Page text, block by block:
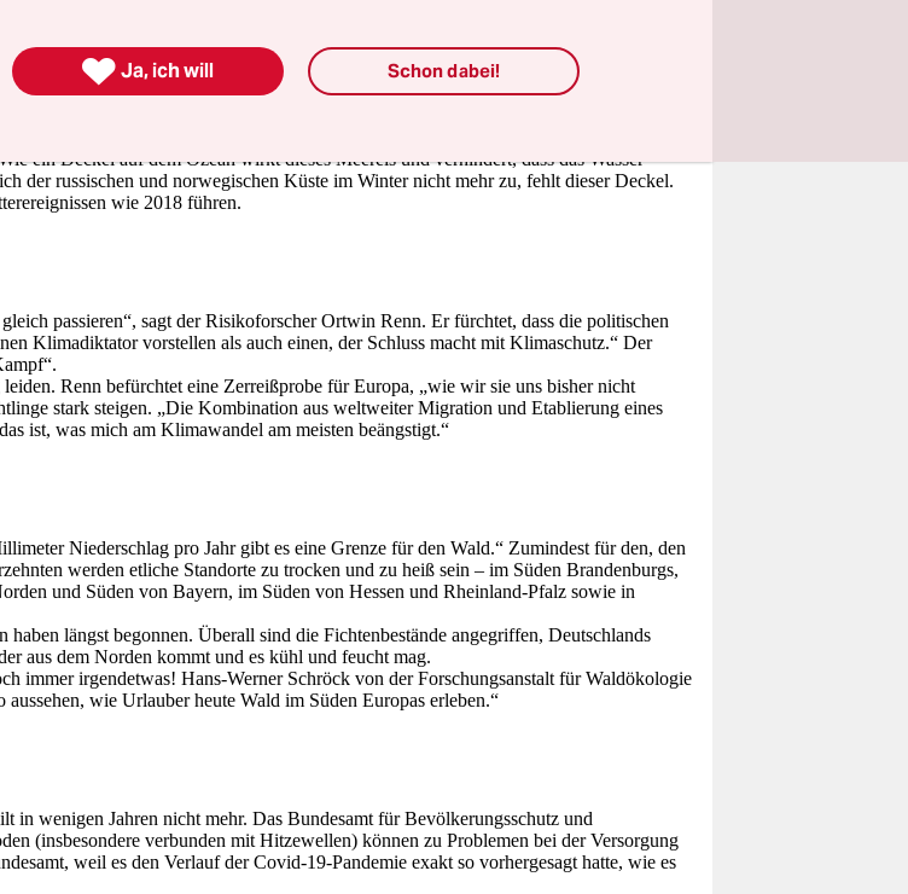
auch sehr viel kältere mit sehr viel Schnee. Ein Grund ist der sich abschwächende
unser Wetter. Angetrieben wird er durch die Temperaturdifferenz zwischen Nordpol und
ein Deckel auf dem Ozean wirkt dieses Meereis und verhindert, dass das Wasser
der russischen und norwegischen Küste im Winter nicht mehr zu, fehlt dieser Deckel.
wie 2018 führen.
passieren“, sagt der Risikoforscher Ortwin Renn. Er fürchtet, dass die politischen
Klimadiktator vorstellen als auch einen, der Schluss macht mit Klimaschutz.“ Der
Renn befürchtet eine Zerreißprobe für Europa, „wie wir sie uns bisher nicht
stark steigen. „Die Kombination aus weltweiter Migration und Etablierung eines
ist, was mich am Klimawandel am meisten beängstigt.“
Niederschlag pro Jahr gibt es eine Grenze für den Wald.“ Zumindest für den, den
werden etliche Standorte zu trocken und zu heiß sein – im Süden Brandenburgs,
und Süden von Bayern, im Süden von Hessen und Rheinland-Pfalz sowie in
längst begonnen. Überall sind die Fichtenbestände angegriffen, Deutschlands
aus dem Norden kommt und es kühl und feucht mag.
immer irgendetwas! Hans-Werner Schröck von der Forschungsanstalt für Waldökologie
wie Urlauber heute Wald im Süden Europas erleben.“
in wenigen Jahren nicht mehr. Das Bundesamt für Bevölkerungsschutz und
(insbesondere verbunden mit Hitzewellen) können zu Problemen bei der Versorgung
weil es den Verlauf der Covid-19-Pandemie exakt so vorhergesagt hatte, wie es
 Ja, ich will Schon dabei!